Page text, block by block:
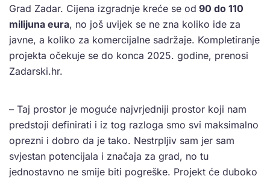
Grad Zadar. Cijena izgradnje kreće se od 90 do 110
milijuna eura, no još uvijek se ne zna koliko ide za
javne, a koliko za komercijalne sadržaje. Kompletiranje
projekta očekuje se do konca 2025. godine, prenosi
Zadarski.hr.
– Taj prostor je moguće najvrjedniji prostor koji nam
predstoji definirati i iz tog razloga smo svi maksimalno
oprezni i dobro da je tako. Nestrpljiv sam jer sam
svjestan potencijala i značaja za grad, no tu
jednostavno ne smije biti pogreške. Projekt će duboko